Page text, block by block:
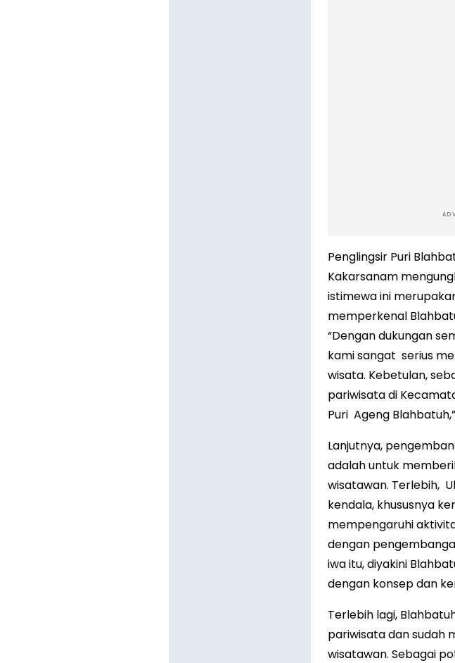
Penglingsir Puri
Kakarsanam
istimewa ini
memperkenal
“Dengan dukungan
kami sangat serius
wisata. Kebetulan,
pariwisata di
Puri Ageng
Lanjutnya,
adalah untuk
wisatawan. Terlebih,
kendala, khususnya
mempengaruhi
dengan
iwa itu, diyakini
dengan konsep dan
Terlebih lagi,
pariwisata dan sudah
wisatawan. Sebagai